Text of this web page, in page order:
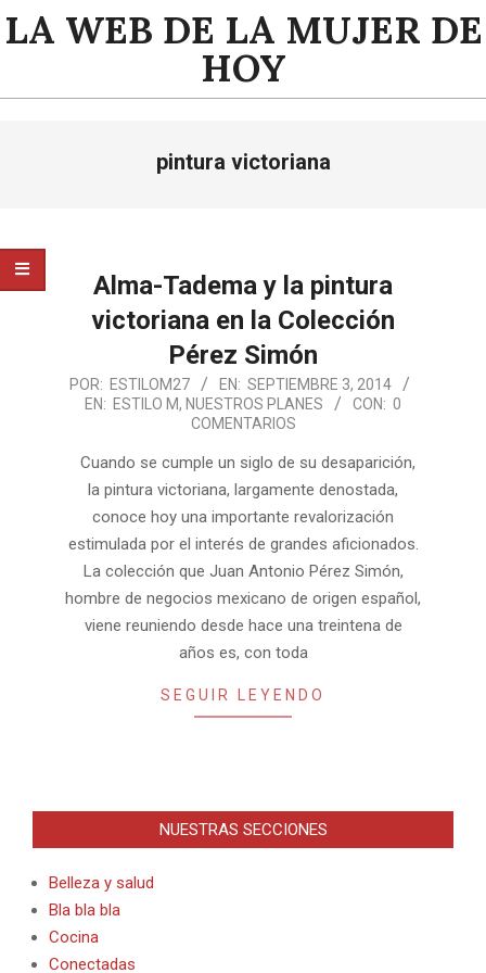
Saltar
alLA WEB DE LA MUJER DE
HOY
pintura victoriana
Alma-Tadema y la pintura
victoriana en la Colección
Pérez Simón
2014-
09-
POR: ESTILOM27 EN: SEPTIEMBRE 3, 2014
EN: ESTILO M, NUESTROS PLANES CON: 0
COMENTARIOS
Cuando se cumple un siglo de su desaparición,
la pintura victoriana, largamente denostada,
conoce hoy una importante revalorización
estimulada por el interés de grandes aficionados.
La colección que Juan Antonio Pérez Simón,
hombre de negocios mexicano de origen español,
viene reuniendo desde hace una treintena de
años es, con toda
SEGUIR LEYENDO
NUESTRAS SECCIONES
Belleza y salud
Bla bla bla
Cocina
Conectadas